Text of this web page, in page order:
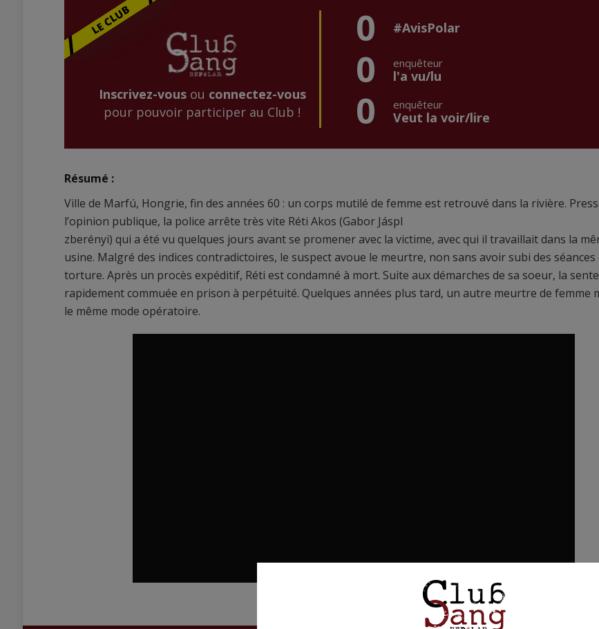
Inscrivez-vousou connectez-vous
pour pouvoir participer au Club !
0 #AvisPolar
0 enquêteur
l'a vu/lu
0 enquêteur
Veut la voir/lire
Résumé :
Ville de Marfú, Hongrie, fin des années 60 : un corps mutilé de femme est retrouvé dans la rivière.
l’opinion publique, la police arrête très vite Réti Akos (Gabor Jáspl
zberényi) qui a été vu quelques jours avant se promener avec la victime, avec qui il travaillait dans la
usine. Malgré des indices contradictoires, le suspect avoue le meurtre, non sans avoir subi des séances
torture. Après un procès expéditif, Réti est condamné à mort. Suite aux démarches de sa soeur, la
rapidement commuée en prison à perpétuité. Quelques années plus tard, un autre meurtre de femme
le même mode opératoire.